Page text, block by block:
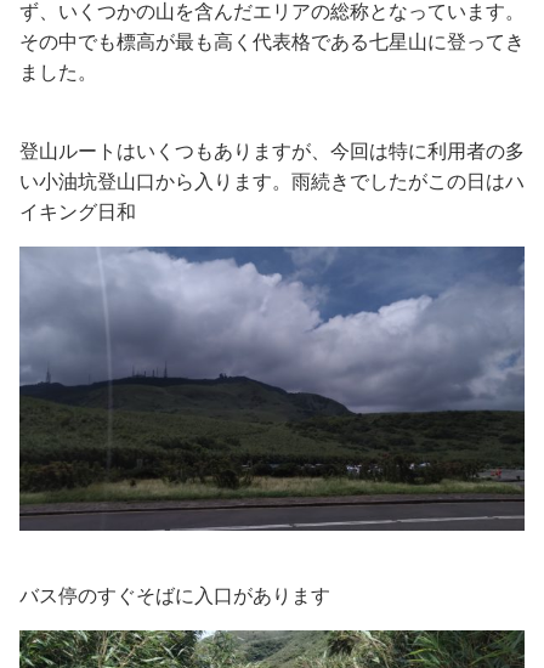
ず、いくつかの山を含んだエリアの総称となっています。
その中でも標高が最も高く代表格である七星山に登ってき
ました。
登山ルートはいくつもありますが、今回は特に利用者の多
い小油坑登山口から入ります。雨続きでしたがこの日はハ
イキング日和
バス停のすぐそばに入口があります